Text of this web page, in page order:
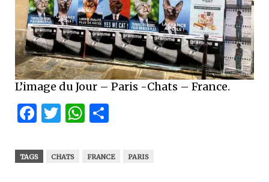
L’image du Jour – Paris -Chats – France.
Facebook
Twitter
WhatsApp
TAGS CHATS FRANCE PARIS